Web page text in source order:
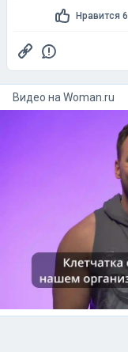
Нравится 6
Видео на woman.ru